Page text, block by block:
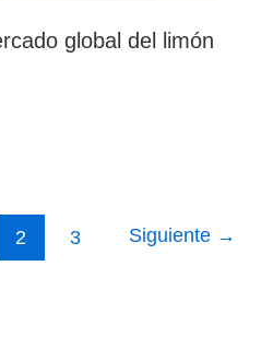
global del limón
2 3 Siguiente →